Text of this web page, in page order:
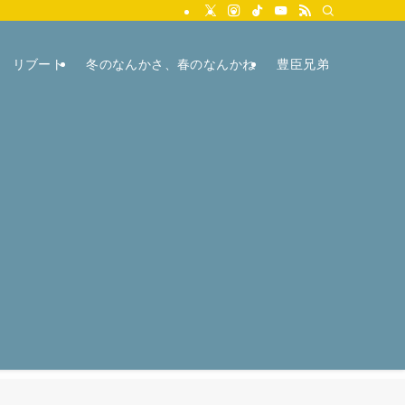
リブート 冬のなんかさ、春のなんかね 豊臣兄弟